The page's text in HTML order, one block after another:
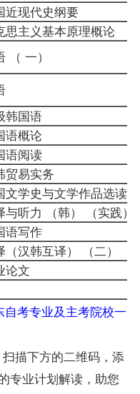
近现代史纲要
思主义基本原理概论
（ 一）
韩国语
语概论
语阅读
贸易实务
文学史与文学作品选读
与听力 （韩） （实践）
语写作
（汉韩互译） （二）
论文
自考专业及主考院校一
描下方的二维码，添
专业计划解读，助您